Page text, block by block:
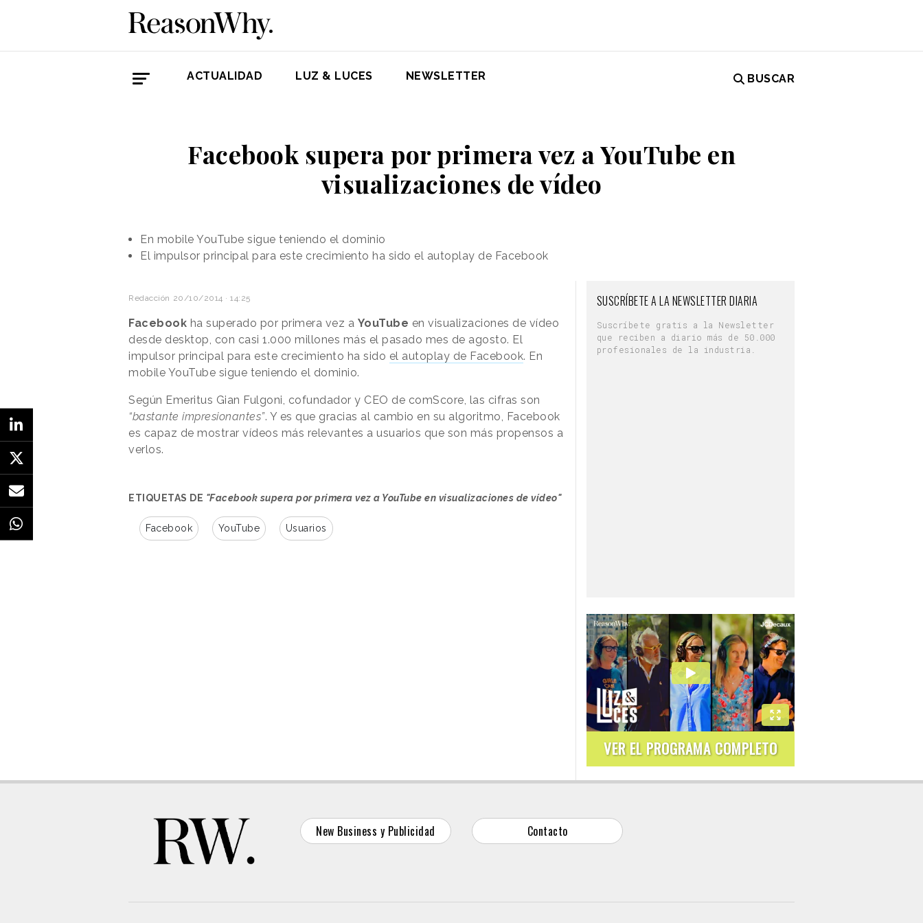
ACTUALIDAD LUZ & LUCES NEWSLETTER BUSCAR
Facebook supera por primera vez a YouTube en
visualizaciones de vídeo
En mobile YouTube sigue teniendo el dominio
El impulsor principal para este crecimiento ha sido el autoplay de Facebook
Redacción 20/10/2014 · 14:25
Facebook ha superado por primera vez a YouTube en visualizaciones de vídeo
desde desktop, con casi 1.000 millones más el pasado mes de agosto. El
impulsor principal para este crecimiento ha sido el autoplay de Facebook. En
mobile YouTube sigue teniendo el dominio.
Según Emeritus Gian Fulgoni, cofundador y CEO de comScore, las cifras son
“bastante impresionantes”. Y es que gracias al cambio en su algoritmo, Facebook
es capaz de mostrar vídeos más relevantes a usuarios que son más propensos a
verlos.
ETIQUETAS DE "Facebook supera por primera vez a YouTube en visualizaciones de vídeo"
Facebook YouTube Usuarios
SUSCRÍBETE A LA NEWSLETTER DIARIA
Suscríbete gratis a la Newsletter
que reciben a diario más de 50.000
profesionales de la industria.
VER EL PROGRAMA COMPLETO
New Business y Publicidad Contacto